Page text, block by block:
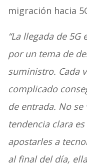
migración hacia
“La llegada de
por un tema de
suministro. Cada
complicado
de entrada. No se
tendencia clara
apostarles a
al final del día,